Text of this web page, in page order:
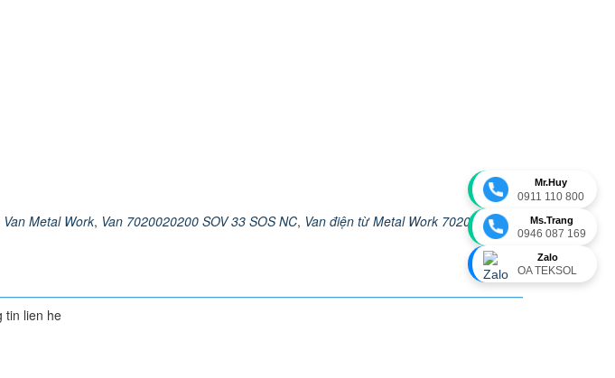
Mr.Huy
0911 110 800
Ms.Trang
0946 087 169
Zalo
OA TEKSOL
Van Metal Work, Van 7020020200 SOV 33 SOS NC, Van điện từ Metal Work 7020020200